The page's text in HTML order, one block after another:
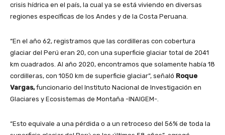
crisis hídrica en el país, la cual ya se está viviendo en diversas
regiones específicas de los Andes y de la Costa Peruana.
“En el año 62, registramos que las cordilleras con cobertura
glaciar del Perú eran 20, con una superficie glaciar total de 2041
km cuadrados. Al año 2020, encontramos que solamente había 18
cordilleras, con 1050 km de superficie glaciar”, señaló Roque
Vargas,funcionario del Instituto Nacional de Investigación en
Glaciares y Ecosistemas de Montaña -INAIGEM-.
“Esto equivale a una pérdida o a un retroceso del 56% de toda la